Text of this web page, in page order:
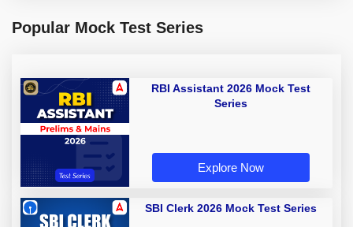
Popular Mock Test Series
RBI Assistant 2026 Mock Test
Series
Explore Now
SBI Clerk 2026 Mock Test Series